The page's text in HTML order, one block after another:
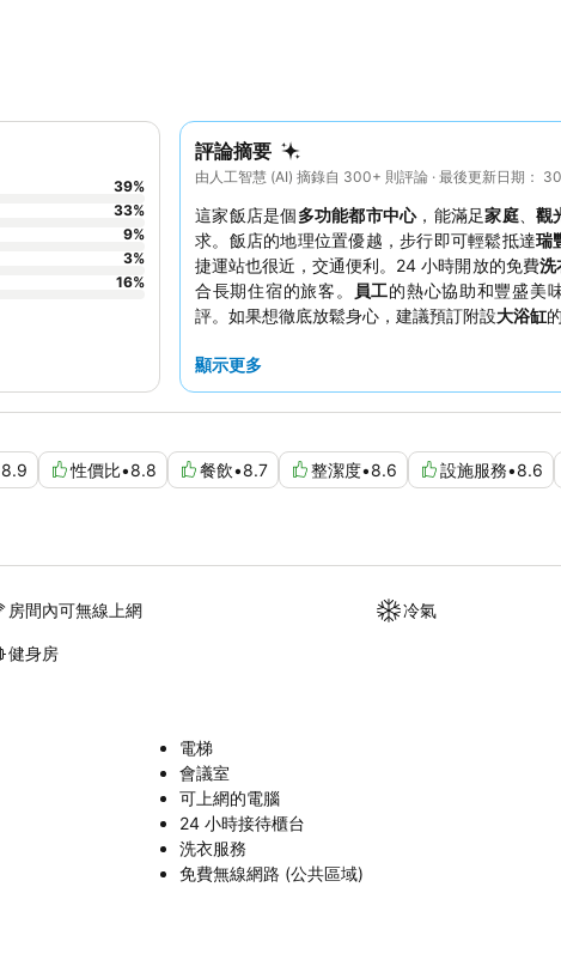
評論摘要
由人工智慧 (AI) 摘錄自 300+ 則評論 · 最後更新日期：
這家飯店是個多功能都市中心，能滿足家庭、觀
求。飯店的地理位置優越，步行即可輕鬆抵達瑞
捷運站也很近，交通便利。24 小時開放的免費洗
合長期住宿的旅客。
員工的熱心協助和豐盛美
評。如果想徹底放鬆身心，建議預訂附設大浴缸
顯示更多
8.9 性價比•8.8 餐飲•8.7 整潔度•8.6 設施服務•8.6
39%
33%
9%
3%
16%
房間內可無線上網 冷氣
健身房
電梯
會議室
可上網的電腦
24 小時接待櫃台
洗衣服務
免費無線網路 (公共區域)